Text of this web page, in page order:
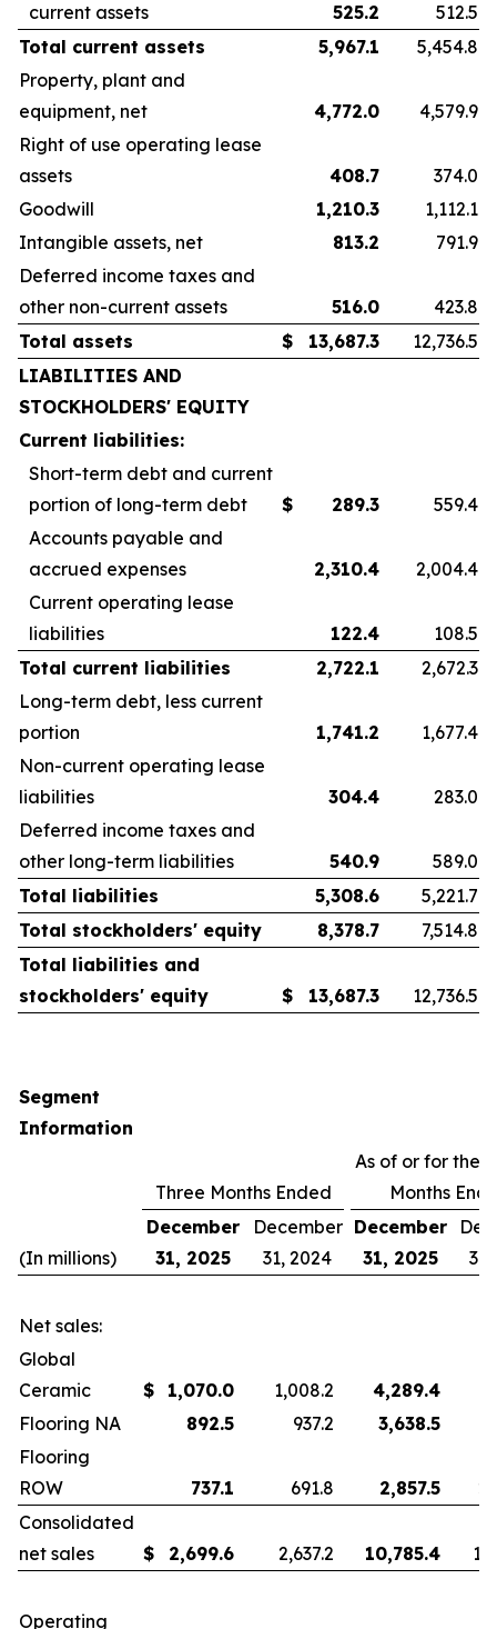
current assets
525.2
512.5
Total current assets
5,967.1
5,454.8
Property, plant and
equipment, net
4,772.0
4,579.9
Right of use operating lease
assets
408.7
374.0
Goodwill
1,210.3
1,112.1
Intangible assets, net
813.2
791.9
Deferred income taxes and
other non-current assets
516.0
423.8
Total assets
$ 13,687.3
12,736.5
LIABILITIES AND
STOCKHOLDERS' EQUITY
Current liabilities:
Short-term debt and current
portion of long-term debt
$ 289.3
559.4
Accounts payable and
accrued expenses
2,310.4
2,004.4
Current operating lease
liabilities
122.4
108.5
Total current liabilities
2,722.1
2,672.3
Long-term debt, less current
portion
1,741.2
1,677.4
Non-current operating lease
liabilities
304.4
283.0
Deferred income taxes and
other long-term liabilities
540.9
589.0
Total liabilities
5,308.6
5,221.7
Total stockholders' equity
8,378.7
7,514.8
Total liabilities and
stockholders' equity
$ 13,687.3 12,736.5
Segment
Information
Three Months Ended
As of or for the
Months
(In millions)
December
31, 2025
December
31, 2024
December
31, 2025
Net sales:
Global
Ceramic
$ 1,070.0 1,008.2 4,289.4
Flooring NA
892.5 937.2 3,638.5
Flooring
ROW
737.1 691.8 2,857.5
Consolidated
net sales
$ 2,699.6 2,637.2 10,785.4
Operating